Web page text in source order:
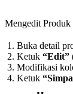
Mengedit Produk
Buka detail
Ketuk “Edit”
Modifikasi
Ketuk